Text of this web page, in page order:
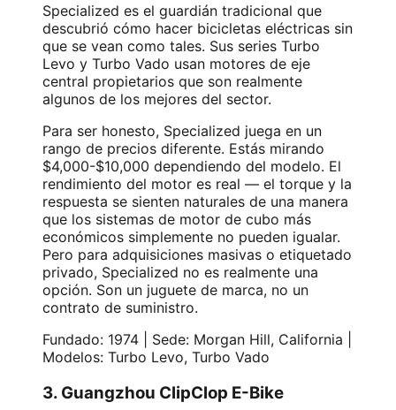
Specialized es el guardián tradicional que
descubrió cómo hacer bicicletas eléctricas sin
que se vean como tales. Sus series Turbo
Levo y Turbo Vado usan motores de eje
central propietarios que son realmente
algunos de los mejores del sector.
Para ser honesto, Specialized juega en un
rango de precios diferente. Estás mirando
$4,000-$10,000 dependiendo del modelo. El
rendimiento del motor es real — el torque y la
respuesta se sienten naturales de una manera
que los sistemas de motor de cubo más
económicos simplemente no pueden igualar.
Pero para adquisiciones masivas o etiquetado
privado, Specialized no es realmente una
opción. Son un juguete de marca, no un
contrato de suministro.
Fundado: 1974 | Sede: Morgan Hill, California |
Modelos: Turbo Levo, Turbo Vado
3. Guangzhou ClipClop E-Bike